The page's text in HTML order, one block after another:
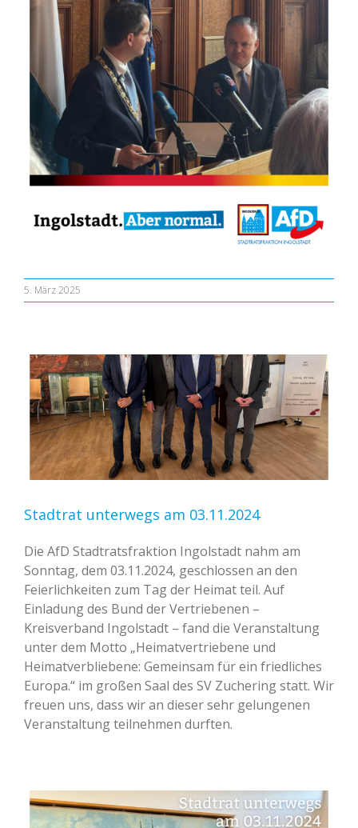
5. März 2025
Stadtrat unterwegs am 03.11.2024
Die AfD Stadtratsfraktion Ingolstadt nahm am
Sonntag, dem 03.11.2024, geschlossen an den
Feierlichkeiten zum Tag der Heimat teil. Auf
Einladung des Bund der Vertriebenen –
Kreisverband Ingolstadt – fand die Veranstaltung
unter dem Motto „Heimatvertriebene und
Heimatverbliebene: Gemeinsam für ein friedliches
Europa.“ im großen Saal des SV Zuchering statt. Wir
freuen uns, dass wir an dieser sehr gelungenen
Veranstaltung teilnehmen durften.